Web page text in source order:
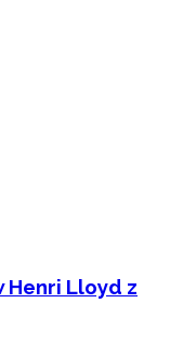
Henri Lloyd z